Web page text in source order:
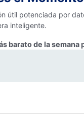
útil potenciada por
inteligente.
barato de la semana